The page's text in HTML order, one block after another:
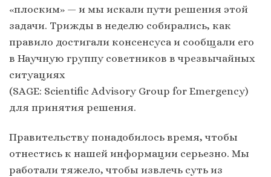
«плоским» — и мы искали пути решения этой
задачи. Трижды в неделю собирались, как
правило достигали консенсуса и сообщали его
в Научную группу советников в чрезвычайных
ситуациях
(SAGE: Scientific Advisory Group for Emergency)
для принятия решения.
Правительству понадобилось время, чтобы
отнестись к нашей информации серьезно. Мы
работали тяжело, чтобы извлечь суть из